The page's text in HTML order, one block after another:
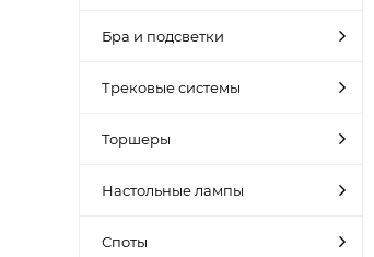
Бра и подсветки
Трековые системы
Торшеры
Настольные лампы
Споты